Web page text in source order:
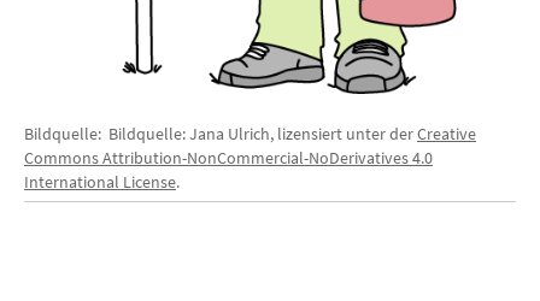
Bildquelle: Bildquelle: Jana Ulrich, lizensiert unter derCreative
Commons Attribution-NonCommercial-NoDerivatives 4.0
International License.